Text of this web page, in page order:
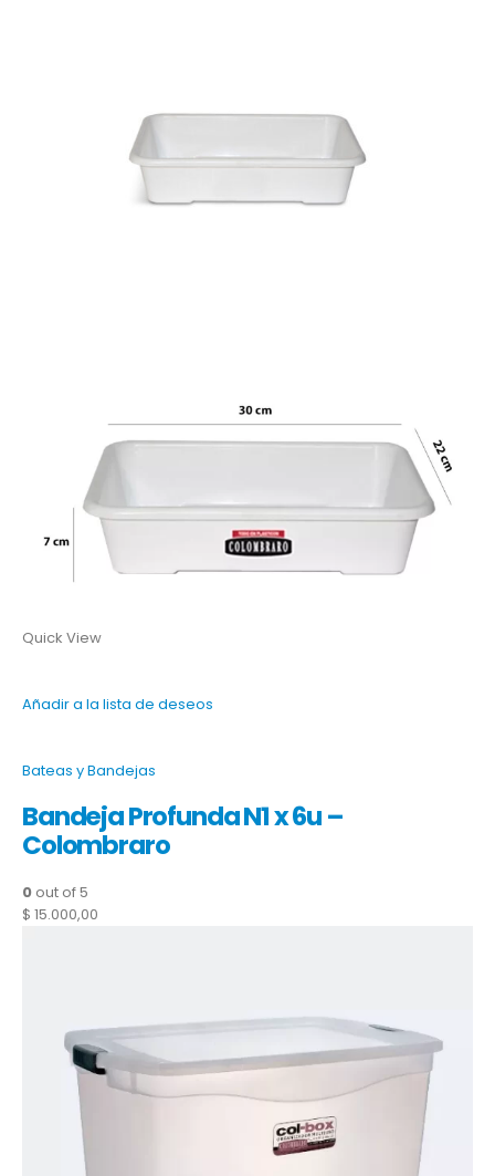
Quick View
Añadir a la lista de deseos
Bateas y Bandejas
Bandeja Profunda N1 x 6u –
Colombraro
0 out of 5
$ 15.000,00